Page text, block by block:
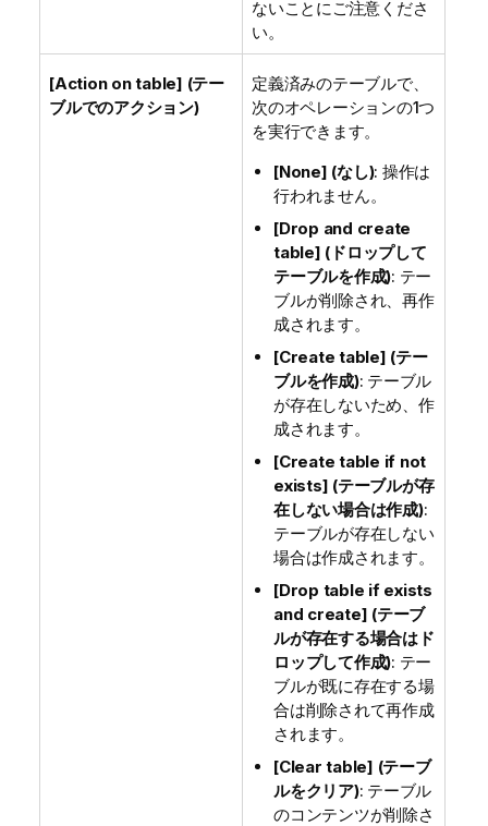
ないことにご注意くださ
い。
[Action on table] (テー
ブルでのアクション)
定義済みのテーブルで、
次のオペレーションの1つ
を実行できます。
[None] (なし): 操作は
行われません。
[Drop and create
table] (ドロップして
テーブルを作成): テー
ブルが削除され、再作
成されます。
[Create table] (テー
ブルを作成): テーブル
が存在しないため、作
成されます。
[Create table if not
exists] (テーブルが存
在しない場合は作成):
テーブルが存在しない
場合は作成されます。
[Drop table if exists
and create] (テーブ
ルが存在する場合はド
ロップして作成): テー
ブルが既に存在する場
合は削除されて再作成
されます。
[Clear table] (テーブ
ルをクリア): テーブル
のコンテンツが削除さ